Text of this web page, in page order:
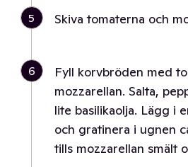
5 Skiva tomaterna och
6
Fyll korvbröden med
mozzarellan. Salta,
lite basilikaolja. Lägg i
och gratinera i ugnen
tills mozzarellan smält